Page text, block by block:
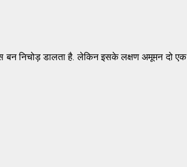
बन निचोड़ डालता है. लेकिन इसके लक्षण अमूमन दो एक